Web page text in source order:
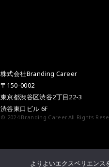
株式会社Branding Career
〒150-0002
東京都渋谷区渋谷2丁目22-3
渋谷東口ビル 6F
© 2024 Branding Career.All Rights
よりよいエクスペリエン